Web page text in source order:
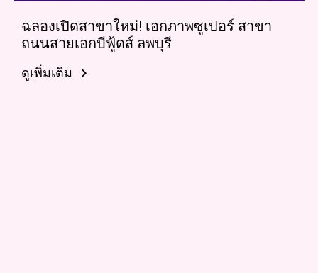
ฉลองเปิดสาขาใหม่! เอกภาพซูเปอร์ สาขา
ถนนสายเอกบีฟู้ดส์ ลพบุรี
ดูเพิ่มเติม